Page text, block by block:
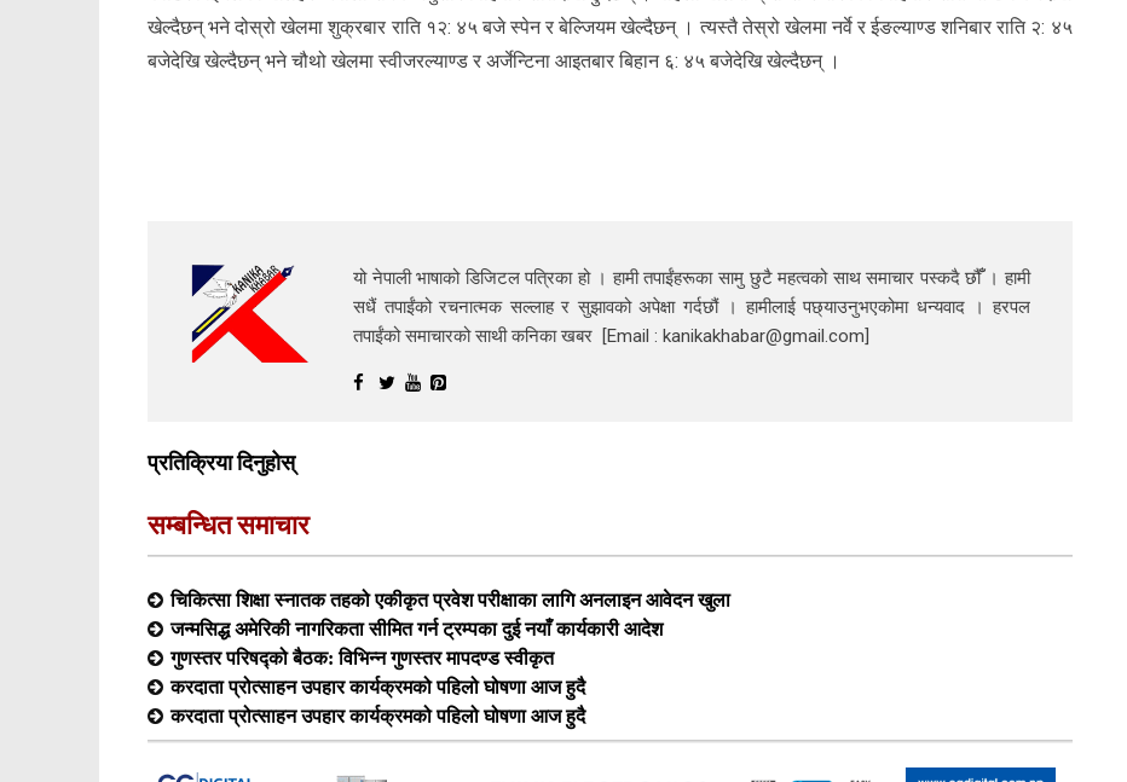
खेल्दैछन् भने दोस्रो खेलमा शुक्रबार राति १२: ४५ बजे स्पेन र बेल्जियम खेल्दैछन् । त्यस्तै तेस्रो खेलमा नर्वे र ईङल्याण्ड शनिबार राति २: ४५
बजेदेखि खेल्दैछन् भने चौथो खेलमा स्वीजरल्याण्ड र अर्जेन्टिना आइतबार बिहान ६: ४५ बजेदेखि खेल्दैछन् ।
यो नेपाली भाषाको डिजिटल पत्रिका हो । हामी तपाईंहरूका सामु छुटै महत्वको साथ समाचार पस्कदै छौँँ । हामी
सधैं तपाईंको रचनात्मक सल्लाह र सुझावको अपेक्षा गर्दछौं । हामीलाई पछ्याउनुभएकोमा धन्यवाद । हरपल
तपाईंको समाचारको साथी कनिका खबर [Email : kanikakhabar@gmail.com]
प्रतिक्रिया दिनुहोस्
सम्बन्धित समाचार
चिकित्सा शिक्षा स्नातक तहको एकीकृत प्रवेश परीक्षाका लागि अनलाइन आवेदन खुला
जन्मसिद्ध अमेरिकी नागरिकता सीमित गर्न ट्रम्पका दुई नयाँ कार्यकारी आदेश
गुणस्तर परिषद्को बैठक: विभिन्न गुणस्तर मापदण्ड स्वीकृत
करदाता प्रोत्साहन उपहार कार्यक्रमको पहिलो घोषणा आज हुदै
करदाता प्रोत्साहन उपहार कार्यक्रमको पहिलो घोषणा आज हुदै